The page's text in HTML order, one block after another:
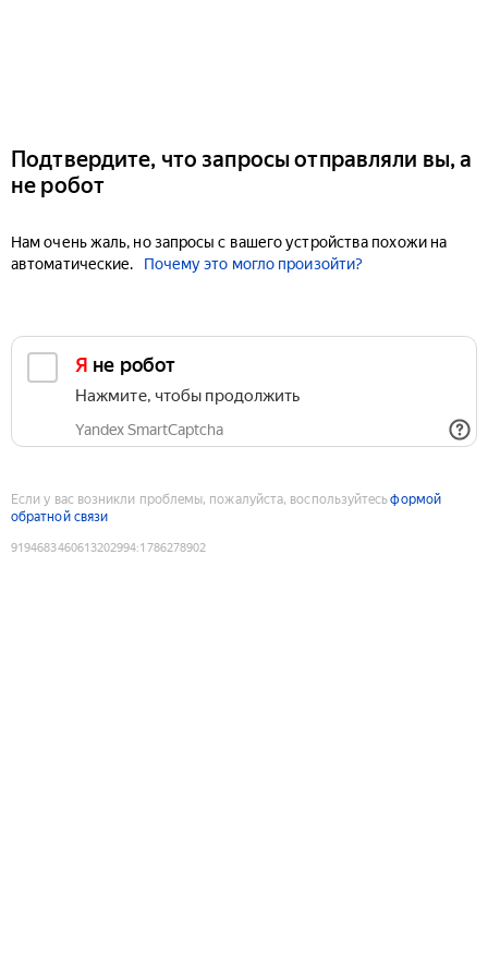
Подтвердите, что запросы отправляли вы, а
не робот
Нам очень жаль, но запросы с вашего устройства похожи на
автоматические.
Почему это могло произойти?
Я не робот
Нажмите, чтобы продолжить
Yandex SmartCaptcha
Если у вас возникли проблемы, пожалуйста, воспользуйтесьформой
обратной связи
9194683460613202994:1786278902